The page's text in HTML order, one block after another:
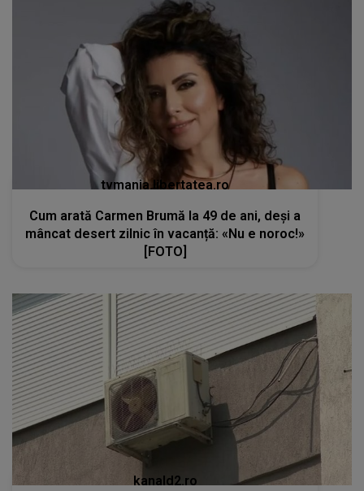
tvmania.libertatea.ro
Cum arată Carmen Brumă la 49 de ani, deși a
mâncat desert zilnic în vacanță: «Nu e noroc!»
[FOTO]
kanald2.ro